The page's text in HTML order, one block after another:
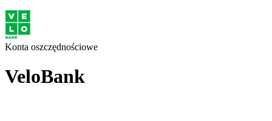
Konta oszczędnościowe
VeloBank